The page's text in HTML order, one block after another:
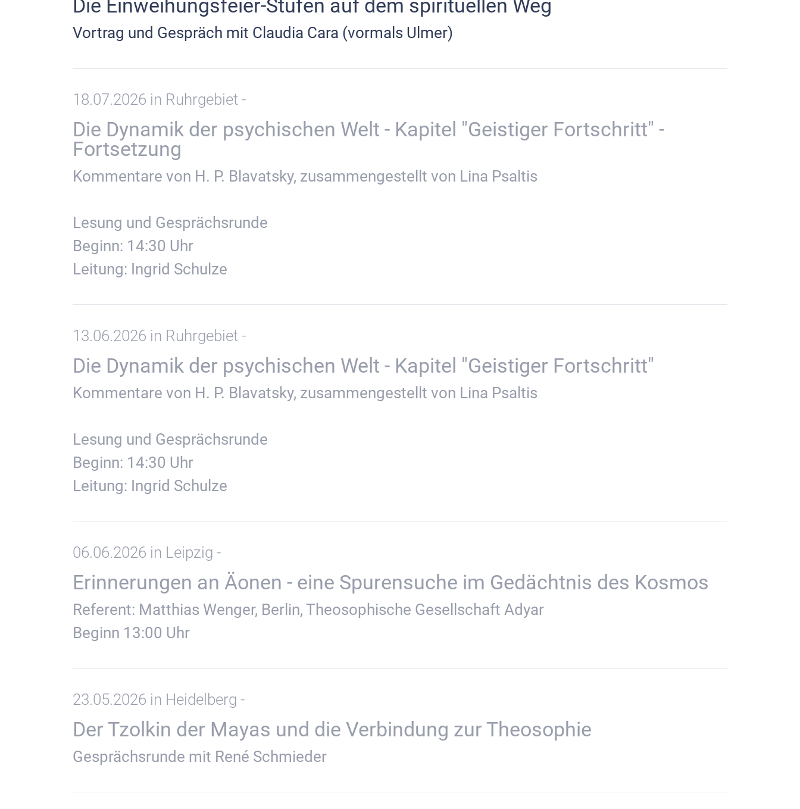
Die Einweihungsfeier-Stufen auf dem spirituellen Weg
Vortrag und Gespräch mit Claudia Cara (vormals Ulmer)
18.07.2026 in Ruhrgebiet -
Die Dynamik der psychischen Welt - Kapitel "Geistiger Fortschritt" -
Fortsetzung
Kommentare von H. P. Blavatsky, zusammengestellt von Lina Psaltis
Lesung und Gesprächsrunde
Beginn: 14:30 Uhr
Leitung: Ingrid Schulze
13.06.2026 in Ruhrgebiet -
Die Dynamik der psychischen Welt - Kapitel "Geistiger Fortschritt"
Kommentare von H. P. Blavatsky, zusammengestellt von Lina Psaltis
Lesung und Gesprächsrunde
Beginn: 14:30 Uhr
Leitung: Ingrid Schulze
06.06.2026 in Leipzig -
Erinnerungen an Äonen - eine Spurensuche im Gedächtnis des Kosmos
Referent: Matthias Wenger, Berlin, Theosophische Gesellschaft Adyar
Beginn 13:00 Uhr
23.05.2026 in Heidelberg -
Der Tzolkin der Mayas und die Verbindung zur Theosophie
Gesprächsrunde mit René Schmieder